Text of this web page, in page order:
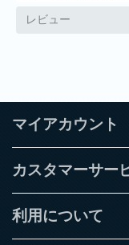
レビュー
マイアカウント
カスタマーサー
利用について